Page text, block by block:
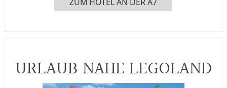
URLAUB NAHE LEGOLAND